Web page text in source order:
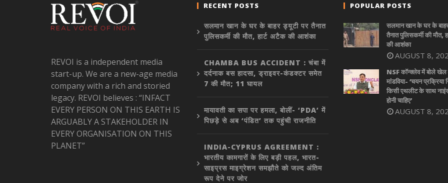
REVOI is a independent media
start-up. We are a new-age media
company with a rich and storied
legacy. REVOI believes : “INFACT
EVERY PERSON ON THIS EARTH IS
ARGUABLY A STAKEHOLDER IN
EVERY ORGANISATION ON THIS
PLANET”
RECENT POSTS
सलमान खान के घर के बाहर ड्यूटी पर तैनात
पुलिसकर्मी की मौत, हार्ट अटैक की आशंका
CHAMBA BUS ACCIDENT : चंबा में
दर्दनाक बस हादसा, ड्राइवर-कंडक्टर समेत
7 की मौत; 11 घायल
मायावती का सपा पर हमला, बोलीं- ‘PDA’ में
पिछड़े से अब ‘पंडित’ तक पहुंची राजनीति
INDIA-CYPRUS AGREEMENT :
भारतीय कामगारों के लिए बड़ी पहल, भारत-
साइप्रस माइग्रेशन समझौते को जल्द अंतिम
रूप देने पर जोर
POPULAR POSTS
सलमान खान के घर के
तैनात पुलिसकर्मी की मौत,
की आशंका
AUGUST 8,
NSF कॉन्क्लेव में बोले खेल
मांडविया- ‘चयन प्रक्रिया
किसी एथलीट के साथ
होनी चाहिए’
AUGUST 8,